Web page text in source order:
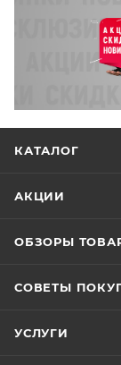
КАТАЛОГ
АКЦИИ
ОБЗОРЫ
СОВЕТЫ
УСЛУГИ